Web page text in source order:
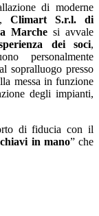
di moderne
Climart S.r.l. di
Marche si avvale
dei soci,
personalmente
sopralluogo presso
messa in funzione
degli impianti,
di fiducia con il
chiavi in mano” che